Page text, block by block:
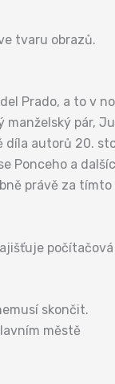
tvaru obrazů.
Prado, a to v
manželský pár,
díla autorů 20.
Ponceho a
právě za tímto
počítačová
skončit.
městě